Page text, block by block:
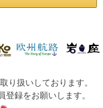
り扱いしております。
登録をお願いします。